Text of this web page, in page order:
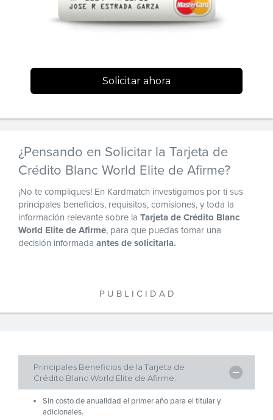
Solicitar ahora
¿Pensando en Solicitar la Tarjeta de
Crédito Blanc World Elite de Afirme?
¡No te compliques! En Kardmatch investigamos por ti sus
principales beneficios, requisitos, comisiones, y toda la
información relevante sobre la Tarjeta de Crédito Blanc
World Elite de Afirme, para que puedas tomar una
decisión informada antes de solicitarla.
P U B L I C I D A D
Principales Beneficios de la Tarjeta de
Crédito Blanc World Elite de Afirme:
Sin costo de anualidad el primer año para el titular y
adicionales.